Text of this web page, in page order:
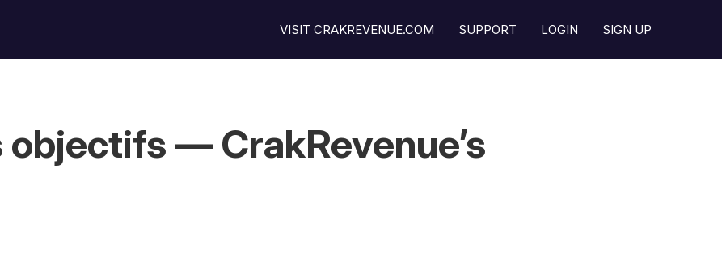
VISIT CRAKREVENUE.COM SUPPORT LOGIN SIGN UP
objectifs — CrakRevenue’s